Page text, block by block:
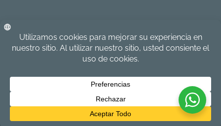
Todos los derechos reservados: The Resort at Almond
Beach, 2026®.